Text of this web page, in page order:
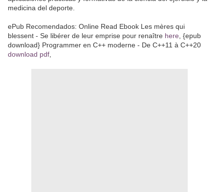
medicina del deporte.
ePub Recomendados: Online Read Ebook Les mères qui
blessent - Se libérer de leur emprise pour renaître here , {epub
download} Programmer en C++ moderne - De C++11 à C++20
download pdf